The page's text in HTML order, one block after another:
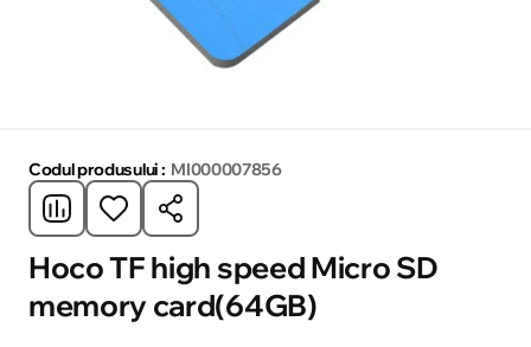
Codul produsului : MI000007856
Hoco TF high speed Micro SD
memory card(64GB)